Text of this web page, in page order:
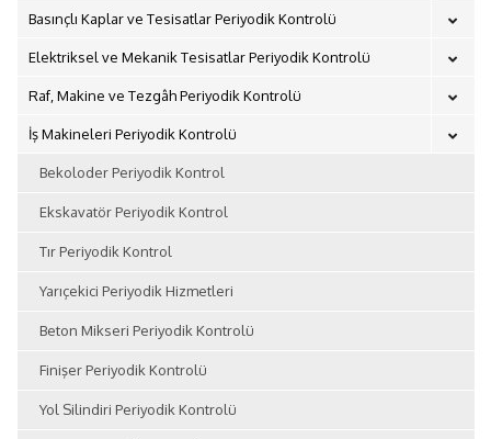
Basınçlı Kaplar ve Tesisatlar Periyodik Kontrolü
Elektriksel ve Mekanik Tesisatlar Periyodik Kontrolü
Raf, Makine ve Tezgâh Periyodik Kontrolü
İş Makineleri Periyodik Kontrolü
Bekoloder Periyodik Kontrol
Ekskavatör Periyodik Kontrol
Tır Periyodik Kontrol
Yarıçekici Periyodik Hizmetleri
Beton Mikseri Periyodik Kontrolü
Finişer Periyodik Kontrolü
Yol Silindiri Periyodik Kontrolü